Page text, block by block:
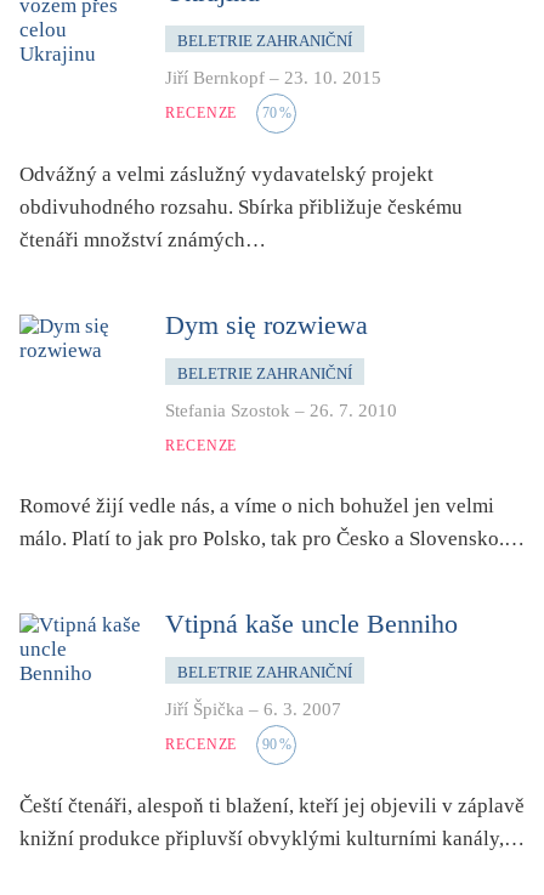
mystika, magie
náboženství, víra
nemoc, zdraví, životní styl
nové technologie, AI
o překladu
od 15 let
parodie
pro 13 až 15 let
psychika, psychologie
publicistika, média
rozhovor
BELETRIE ZAHRANIČNÍ
Jiří Bernkopf – 23. 10. 2015
RECENZE 70%
Odvážný a velmi záslužný vydavatelský projekt
obdivuhodného rozsahu. Sbírka přibližuje českému
čtenáři množství známých…
Dym się rozwiewa
BELETRIE ZAHRANIČNÍ
Stefania Szostok – 26. 7. 2010
RECENZE
Romové žijí vedle nás, a víme o nich bohužel jen velmi
málo. Platí to jak pro Polsko, tak pro Česko a Slovensko.…
Vtipná kaše uncle Benniho
BELETRIE ZAHRANIČNÍ
Jiří Špička – 6. 3. 2007
RECENZE 90%
Čeští čtenáři, alespoň ti blažení, kteří jej objevili v záplavě
knižní produkce připluvší obvyklými kulturními kanály,…